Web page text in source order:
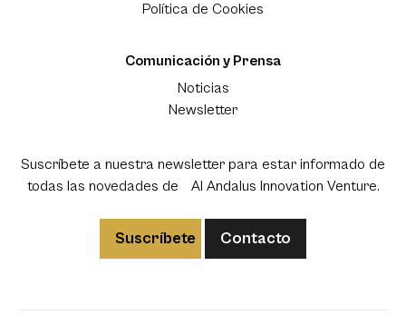
Política de Cookies
Comunicación y Prensa
Noticias
Newsletter
Suscríbete a nuestra newsletter para estar informado de
todas las novedades de Al Andalus Innovation Venture.
Suscríbete Contacto